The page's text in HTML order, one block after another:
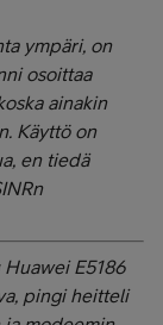
ympäri, on
osoittaa
ainakin
Käyttö on
en tiedä
E5186
pingi heitteli